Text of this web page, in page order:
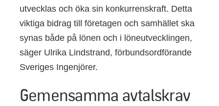
utvecklas och öka sin konkurrenskraft. Detta
viktiga bidrag till företagen och samhället ska
synas både på lönen och i löneutvecklingen,
säger Ulrika Lindstrand, förbundsordförande
Sveriges Ingenjörer.
Gemensamma avtalskrav